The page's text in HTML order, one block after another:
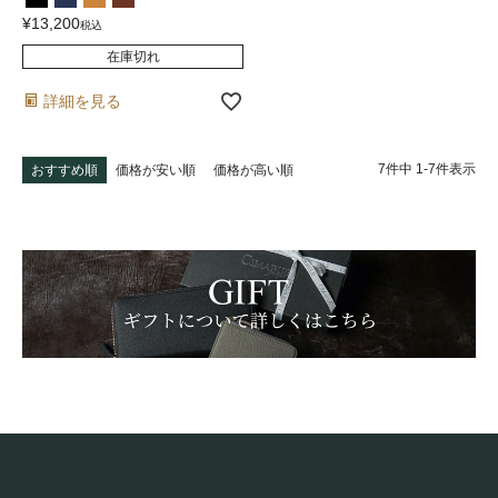
¥13,200税込
在庫切れ
詳細を見る
おすすめ順 価格が安い順 価格が高い順 7件中 1-7件表示